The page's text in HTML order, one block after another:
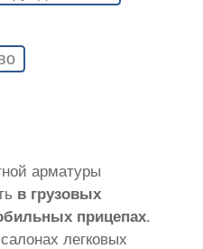
арматуры
в грузовых
прицепах.
легковых